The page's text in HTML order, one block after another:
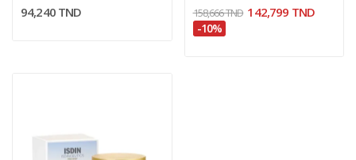
94,240 TND 158,666 TND 142,799 TND
-10%